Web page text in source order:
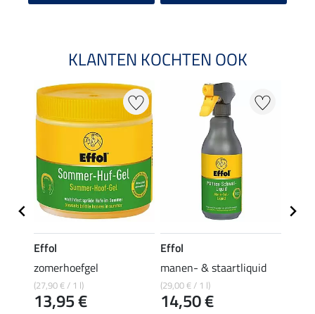
KLANTEN KOCHTEN OOK
Effol
zomerhoefgel
(27,90 € / 1 l)
13,95 €
Effol
manen- & staartliquid
(29,00 € / 1 l)
14,50 €